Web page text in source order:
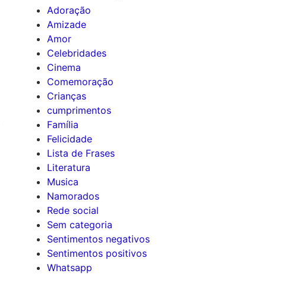
Adoração
Amizade
Amor
Celebridades
Cinema
Comemoração
Crianças
cumprimentos
Família
Felicidade
Lista de Frases
Literatura
Musica
Namorados
Rede social
Sem categoria
Sentimentos negativos
Sentimentos positivos
Whatsapp